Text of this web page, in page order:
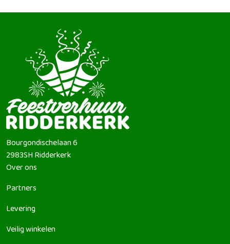
Bourgondischelaan 6
2983SHRidderkerk
Over ons
Partners
Levering
Veilig winkelen